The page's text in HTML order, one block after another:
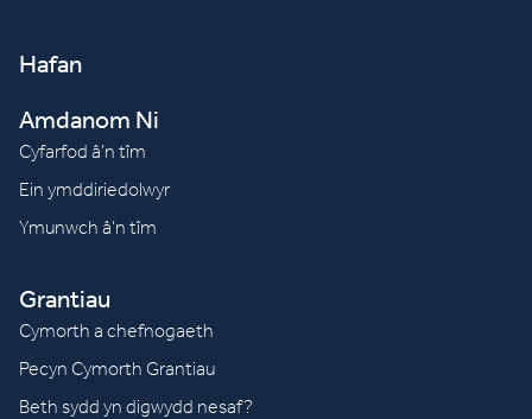
Hafan
Amdanom Ni
Cyfarfod â’n tîm
Ein ymddiriedolwyr
Ymunwch â’n tîm
Grantiau
Cymorth a chefnogaeth
Pecyn Cymorth Grantiau
Beth sydd yn digwydd nesaf?